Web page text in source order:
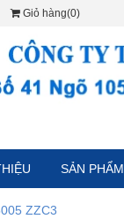
Giỏ hàng(0)
SẢN PHẨM
ZZC3